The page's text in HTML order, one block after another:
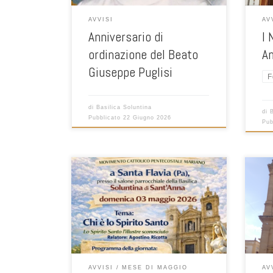
AVVISI
Anniversario di
ordinazione del Beato
Giuseppe Puglisi
di Basilica Soluntina
Pubblicato 22 Giugno 2026
I
di
AVVISI MESE DI MAGGIO